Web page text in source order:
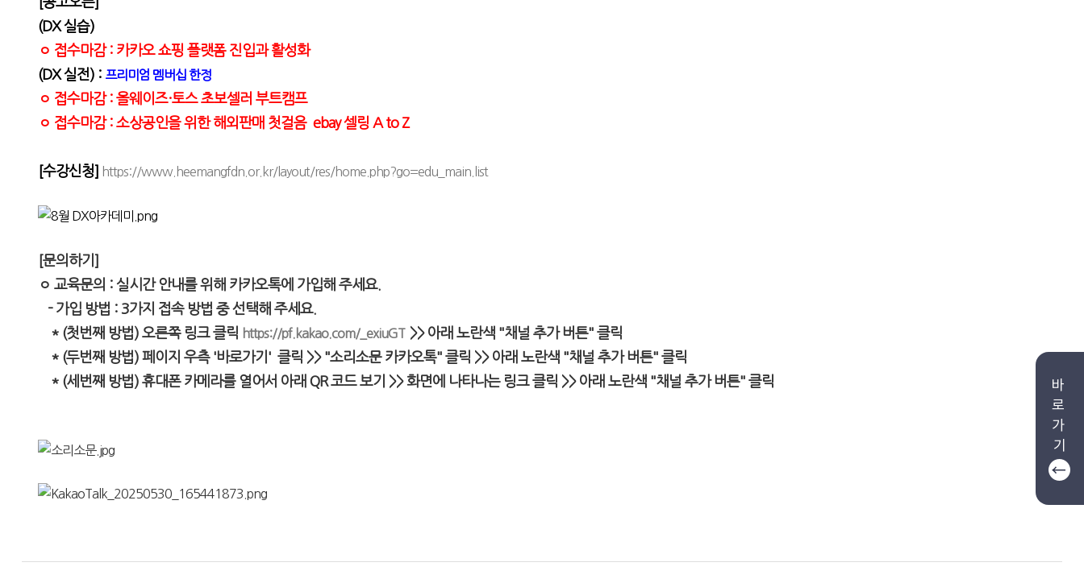
(DX 실습)
ㅇ 접수마감 : 카카오 쇼핑 플랫폼 진입과 활성화
(DX 실전) : 프리미엄 멤버십 한정
ㅇ 접수마감: 올웨이즈·토스 초보셀러 부트캠프
ㅇ 접수마감 : 소상공인을 위한 해외판매 첫걸음 ebay 셀링 A to Z
[수강신청] https://www.heemangfdn.or.kr/layout/res/home.php?go=edu_main.list
[문의하기]
ㅇ 교육문의 : 실시간 안내를 위해 카카오톡에 가입해 주세요.
- 가입 방법 : 3가지 접속 방법 중 선택해 주세요.
* (첫번째 방법) 오른쪽 링크 클릭 https://pf.kakao.com/_exiuGT >> 아래 노란색 "채널 추가 버튼" 클릭
* (두번째 방법) 페이지 우측 '바로가기' 클릭 >> "소리소문 카카오톡" 클릭 >> 아래 노란색 "채널 추가 버튼" 클릭
* (세번째 방법) 휴대폰 카메라를 열어서 아래 QR 코드 보기 >> 화면에 나타나는 링크 클릭 >> 아래 노란색 "채널 추가 버튼" 클릭
바
로
가
기